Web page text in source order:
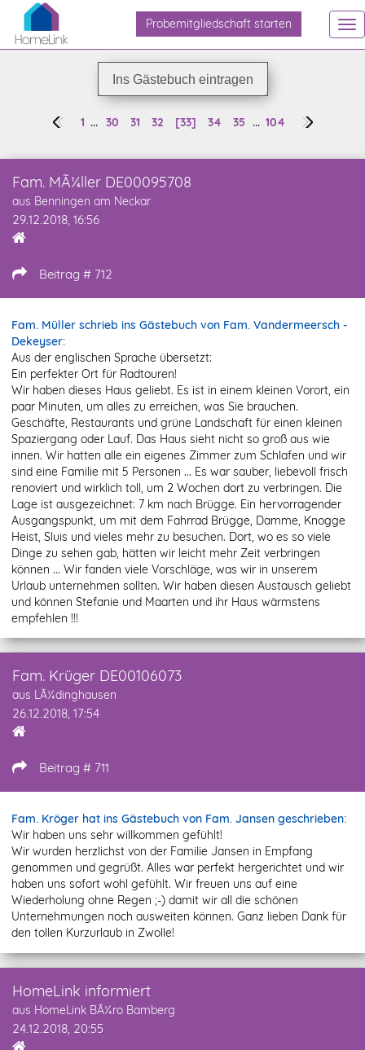
Probemitgliedschaft starten
Ins Gästebuch eintragen
1 ... 30 31 32 [33] 34 35 ... 104
Fam. MÃ¼ller DE00095708
aus Benningen am Neckar
29.12.2018, 16:56
Beitrag # 712
Fam. Müller schrieb ins Gästebuch von Fam. Vandermeersch -
Dekeyser:
Aus der englischen Sprache übersetzt:
Ein perfekter Ort für Radtouren!
Wir haben dieses Haus geliebt. Es ist in einem kleinen Vorort, ein
paar Minuten, um alles zu erreichen, was Sie brauchen.
Geschäfte, Restaurants und grüne Landschaft für einen kleinen
Spaziergang oder Lauf. Das Haus sieht nicht so groß aus wie
innen. Wir hatten alle ein eigenes Zimmer zum Schlafen und wir
sind eine Familie mit 5 Personen ... Es war sauber, liebevoll frisch
renoviert und wirklich toll, um 2 Wochen dort zu verbringen. Die
Lage ist ausgezeichnet: 7 km nach Brügge. Ein hervorragender
Ausgangspunkt, um mit dem Fahrrad Brügge, Damme, Knogge
Heist, Sluis und vieles mehr zu besuchen. Dort, wo es so viele
Dinge zu sehen gab, hätten wir leicht mehr Zeit verbringen
können ... Wir fanden viele Vorschläge, was wir in unserem
Urlaub unternehmen sollten. Wir haben diesen Austausch geliebt
und können Stefanie und Maarten und ihr Haus wärmstens
empfehlen !!!
Fam. Krüger DE00106073
aus LÃ¼dinghausen
26.12.2018, 17:54
Beitrag # 711
Fam. Kröger hat ins Gästebuch von Fam. Jansen geschrieben:
Wir haben uns sehr willkommen gefühlt!
Wir wurden herzlichst von der Familie Jansen in Empfang
genommen und gegrüßt. Alles war perfekt hergerichtet und wir
haben uns sofort wohl gefühlt. Wir freuen uns auf eine
Wiederholung ohne Regen ;-) damit wir all die schönen
Unternehmungen noch ausweiten können. Ganz lieben Dank für
den tollen Kurzurlaub in Zwolle!
HomeLink informiert
aus HomeLink BÃ¼ro Bamberg
24.12.2018, 20:55